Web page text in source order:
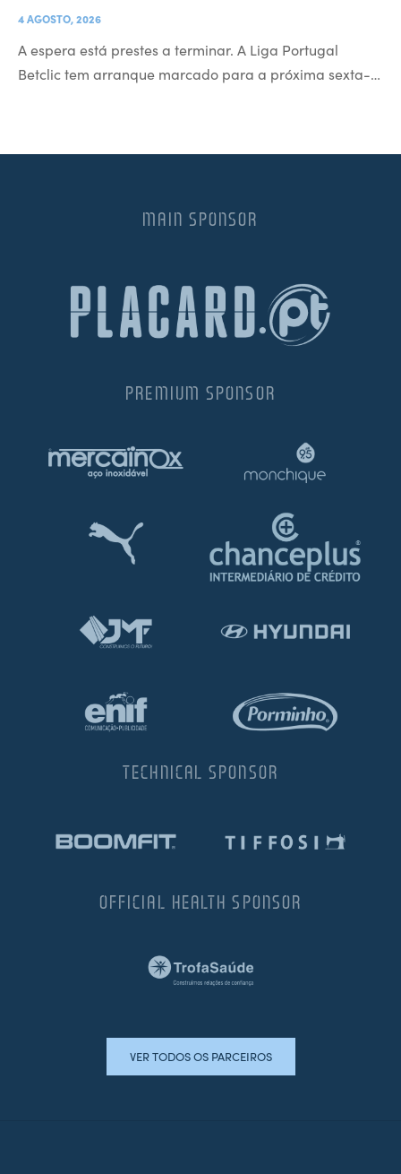
4 AGOSTO, 2026
A espera está prestes a terminar. A Liga Portugal
Betclic tem arranque marcado para a próxima sexta-…
MAIN SPONSOR
PREMIUM SPONSOR
TECHNICAL SPONSOR
OFFICIAL HEALTH SPONSOR
VER TODOS OS PARCEIROS